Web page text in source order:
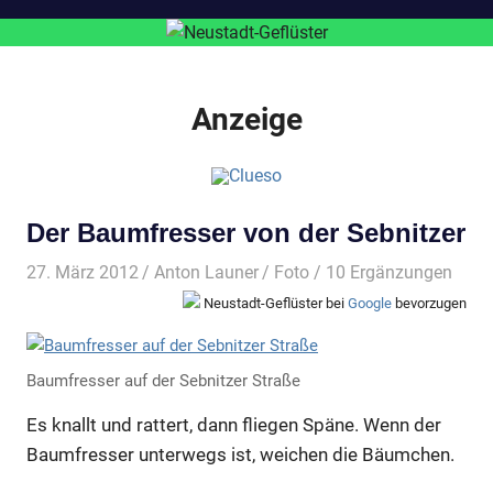
Anzeige
Der Baumfresser von der Sebnitzer
27. März 2012 Anton Launer Foto / 10 Ergänzungen
Neustadt-Geflüster bei Google bevorzugen
Baumfresser auf der Sebnitzer Straße
Es knallt und rattert, dann fliegen Späne. Wenn der
Baumfresser unterwegs ist, weichen die Bäumchen.